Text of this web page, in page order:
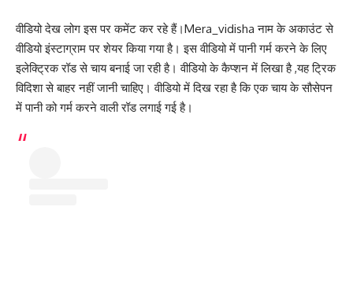
वीडियो देख लोग इस पर कमेंट कर रहे हैं।Mera_vidisha नाम के अकाउंट से
वीडियो इंस्टाग्राम पर शेयर किया गया है। इस वीडियो में पानी गर्म करने के लिए
इलेक्ट्रिक रॉड से चाय बनाई जा रही है। वीडियो के कैप्शन में लिखा है ,यह ट्रिक
विदिशा से बाहर नहीं जानी चाहिए। वीडियो में दिख रहा है कि एक चाय के सौसेपन
में पानी को गर्म करने वाली रॉड लगाई गई है।